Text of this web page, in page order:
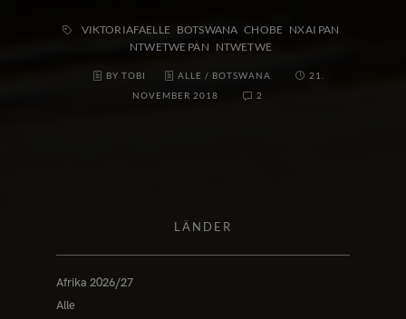
VIKTORIAFAELLE BOTSWANA CHOBE NXAI PAN
NTWETWE PAN NTWETWE
BY TOBI ALLE / BOTSWANA
21.
NOVEMBER 2018
2
LÄNDER
Afrika 2026/27
Alle